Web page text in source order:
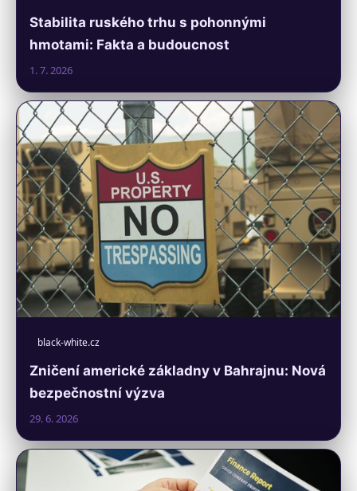
Stabilita ruského trhu s pohonnými
hmotami: Fakta a budoucnost
1. 7. 2026
black-white.cz
Zničení americké základny v Bahrajnu: Nová
bezpečnostní výzva
29. 6. 2026